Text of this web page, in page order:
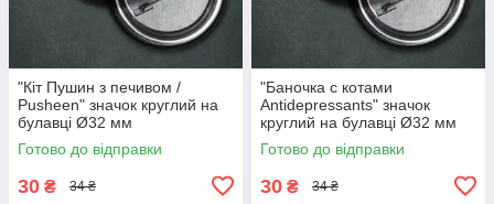
"Кіт Пушин з печивом /
Pusheen" значок круглий на
булавці Ø32 мм
Готово до відправки
30 ₴ 34 ₴
"Баночка с котами
Antidepressants" значок
круглий на булавці Ø32 мм
Готово до відправки
30 ₴ 34 ₴